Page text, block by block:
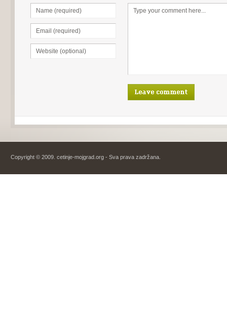
Copyright © 2009. cetinje-mojgrad.org - Sva prava zadržana.